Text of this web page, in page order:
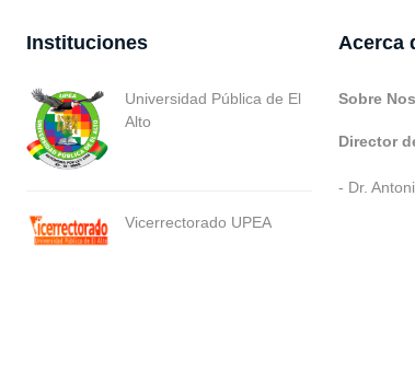
Instituciones
Universidad Pública de El
Alto
Vicerrectorado UPEA
Acerca
Sobre
Director
- Dr.